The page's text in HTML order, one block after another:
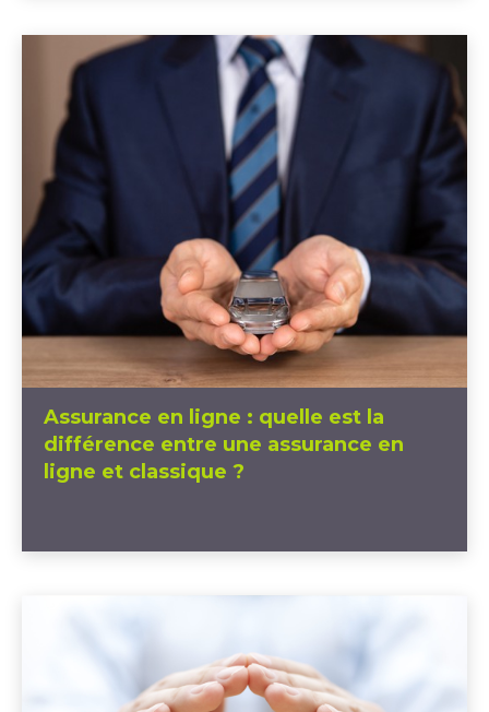
Assurance en ligne : quelle est la
différence entre une assurance en
ligne et classique ?